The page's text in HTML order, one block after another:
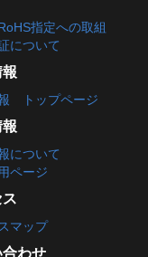
指定への取組
について
トップページ
について
ページ
マップ
わせ